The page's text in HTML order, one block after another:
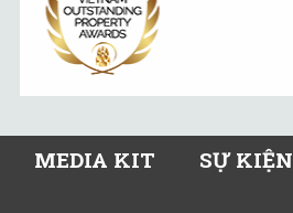
MEDIA KIT SỰ KIỆN